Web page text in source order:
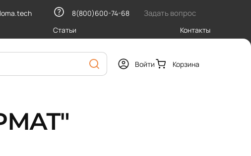
8(800)600-74-68 Задать вопрос
Статьи Контакты
Войти Корзина